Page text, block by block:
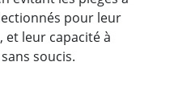
pour leur
et leur capacité à
soucis.